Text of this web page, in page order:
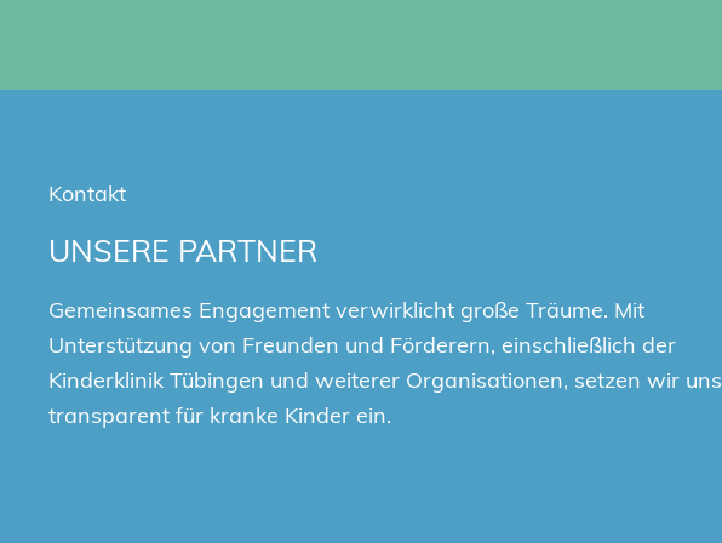
Kontakt
UNSERE PARTNER
Gemeinsames Engagement verwirklicht große Träume. Mit
Unterstützung von Freunden und Förderern, einschließlich der
Kinderklinik Tübingen und weiterer Organisationen, setzen wir uns
transparent für kranke Kinder ein.